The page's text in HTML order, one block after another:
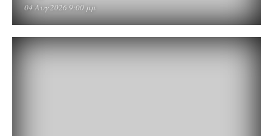
04 Αυγ 2026 9:00 μμ